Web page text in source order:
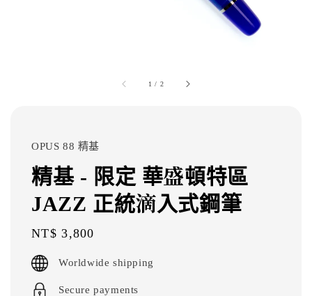
1 / 2
OPUS 88 精基
精基 - 限定 華盛頓特區
JAZZ 正統滴入式鋼筆
Regular
price
NT$ 3,800
Worldwide shipping
Secure payments